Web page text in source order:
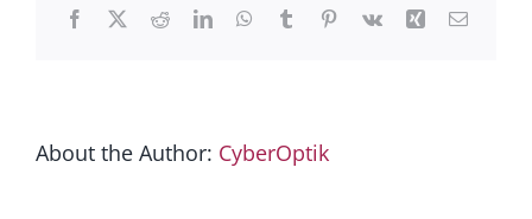
Facebook
X RedditLinkedInWhatsApp
TumblrPinterest
Vk Xing Email
About the Author: CyberOptik